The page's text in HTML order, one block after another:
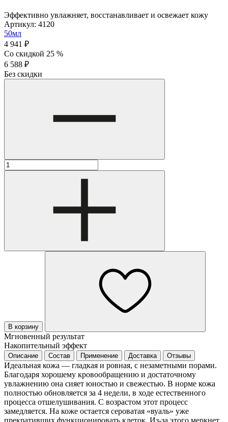
Эффективно увлажняет, восстанавливает и освежает кожу
Артикул: 4120
50мл
4 941 ₽
Со скидкой 25 %
6 588 ₽
Без скидки
В корзину
Мгновенный результат
Накопительный эффект
Описание Состав Применение Доставка Отзывы
Идеальная кожа — гладкая и ровная, с незаметными порами.
Благодаря хорошему кровообращению и достаточному
увлажнению она сияет юностью и свежестью. В норме кожа
полностью обновляется за 4 недели, в ходе естественного
процесса отшелушивания. С возрастом этот процесс
замедляется. На коже остается сероватая «вуаль» уже
прекративших функционировать клеток. Из-за этого меркнет